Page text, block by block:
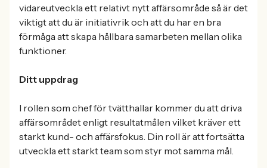
vidareutveckla ett relativt nytt affärsområde så är det
viktigt att du är initiativrik och att du har en bra
förmåga att skapa hållbara samarbeten mellan olika
funktioner.
Ditt uppdrag
I rollen som chef för tvätthallar kommer du att driva
affärsområdet enligt resultatmålen vilket kräver ett
starkt kund- och affärsfokus. Din roll är att fortsätta
utveckla ett starkt team som styr mot samma mål.